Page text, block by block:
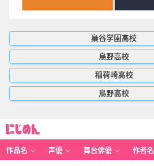
梟谷学園高校
烏野高校
稲荷崎高校
鳥野高校
作品名 声優 舞台俳優 作者名